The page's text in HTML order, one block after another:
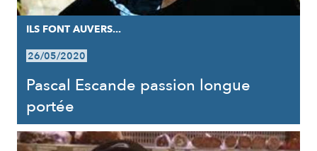
ILS FONT AUVERS...
26/05/2020
Pascal Escande passion longue
portée